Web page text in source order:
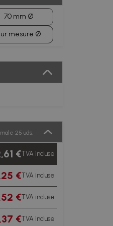
70 mm Ø
mesure Ø
25 uds.
€TVA incluse
€TVA incluse
€TVA incluse
€TVA incluse